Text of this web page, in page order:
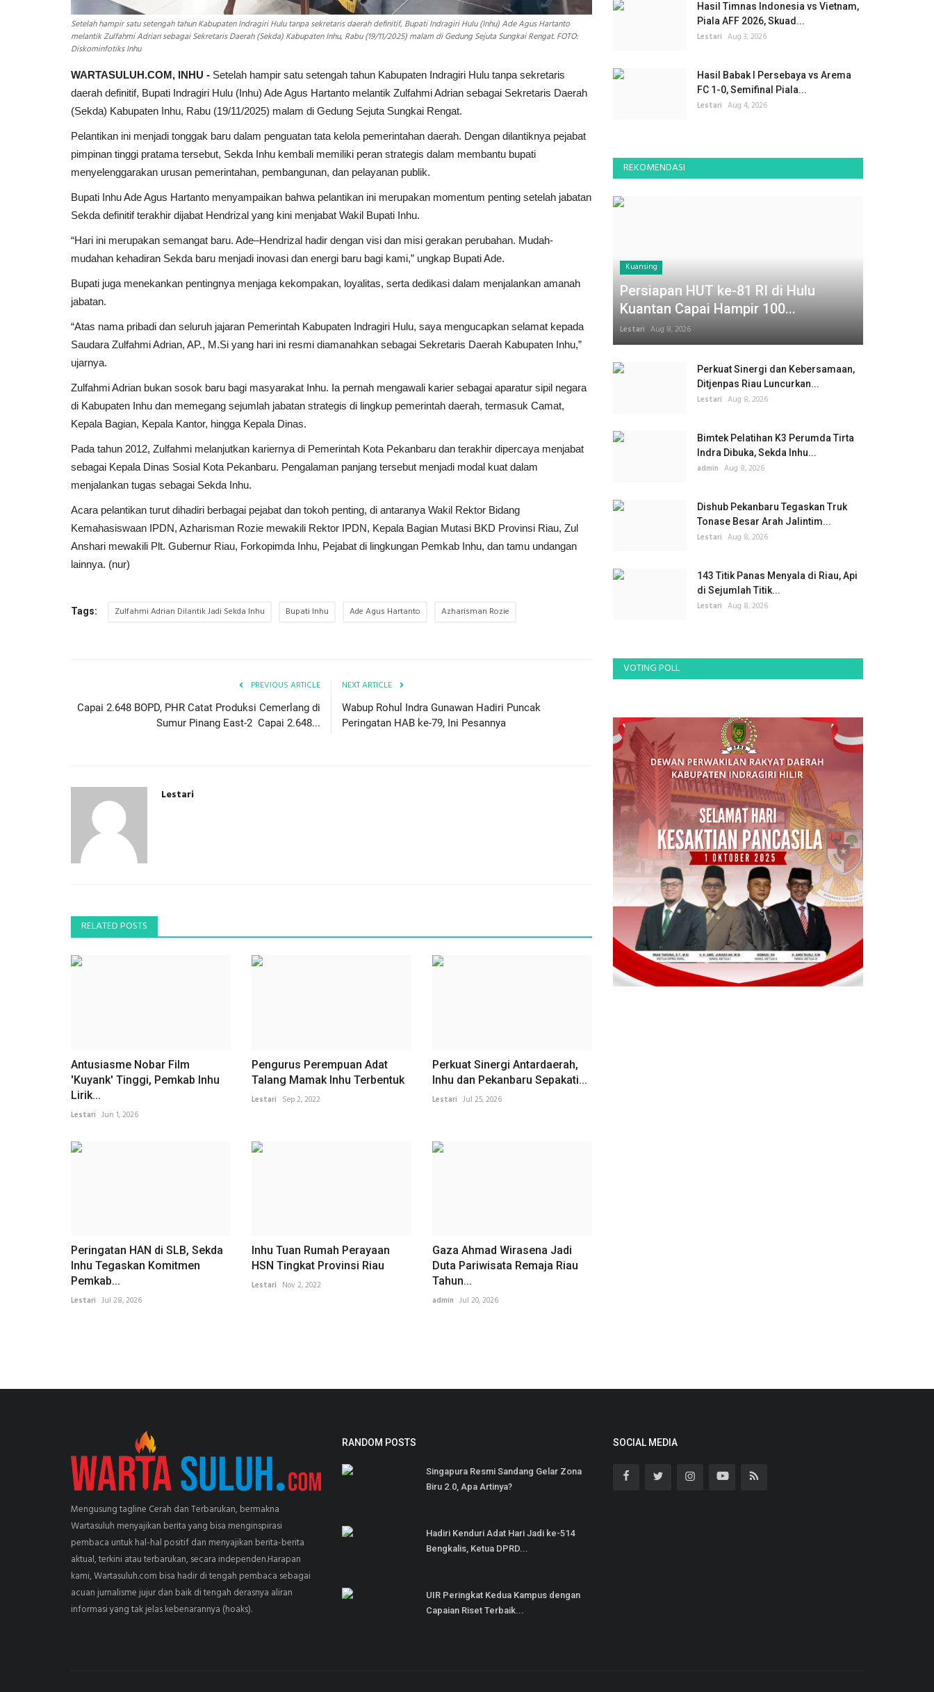
Setelah hampir satu setengah tahun Kabupaten Indragiri Hulu tanpa sekretaris daerah definitif, Bupati Indragiri Hulu (Inhu) Ade Agus Hartanto
melantik Zulfahmi Adrian sebagai Sekretaris Daerah (Sekda) Kabupaten Inhu, Rabu (19/11/2025) malam di Gedung Sejuta Sungkai Rengat. FOTO:
Diskominfotiks Inhu
WARTASULUH.COM, INHU - Setelah hampir satu setengah tahun Kabupaten Indragiri Hulu tanpa sekretaris
daerah definitif, Bupati Indragiri Hulu (Inhu) Ade Agus Hartanto melantik Zulfahmi Adrian sebagai Sekretaris Daerah
(Sekda) Kabupaten Inhu, Rabu (19/11/2025) malam di Gedung Sejuta Sungkai Rengat.
Pelantikan ini menjadi tonggak baru dalam penguatan tata kelola pemerintahan daerah. Dengan dilantiknya pejabat
pimpinan tinggi pratama tersebut, Sekda Inhu kembali memiliki peran strategis dalam membantu bupati
menyelenggarakan urusan pemerintahan, pembangunan, dan pelayanan publik.
Bupati Inhu Ade Agus Hartanto menyampaikan bahwa pelantikan ini merupakan momentum penting setelah jabatan
Sekda definitif terakhir dijabat Hendrizal yang kini menjabat Wakil Bupati Inhu.
“Hari ini merupakan semangat baru. Ade–Hendrizal hadir dengan visi dan misi gerakan perubahan. Mudah-
mudahan kehadiran Sekda baru menjadi inovasi dan energi baru bagi kami,” ungkap Bupati Ade.
Bupati juga menekankan pentingnya menjaga kekompakan, loyalitas, serta dedikasi dalam menjalankan amanah
jabatan.
“Atas nama pribadi dan seluruh jajaran Pemerintah Kabupaten Indragiri Hulu, saya mengucapkan selamat kepada
Saudara Zulfahmi Adrian, AP., M.Si yang hari ini resmi diamanahkan sebagai Sekretaris Daerah Kabupaten Inhu,”
ujarnya.
Zulfahmi Adrian bukan sosok baru bagi masyarakat Inhu. Ia pernah mengawali karier sebagai aparatur sipil negara
di Kabupaten Inhu dan memegang sejumlah jabatan strategis di lingkup pemerintah daerah, termasuk Camat,
Kepala Bagian, Kepala Kantor, hingga Kepala Dinas.
Pada tahun 2012, Zulfahmi melanjutkan kariernya di Pemerintah Kota Pekanbaru dan terakhir dipercaya menjabat
sebagai Kepala Dinas Sosial Kota Pekanbaru. Pengalaman panjang tersebut menjadi modal kuat dalam
menjalankan tugas sebagai Sekda Inhu.
Acara pelantikan turut dihadiri berbagai pejabat dan tokoh penting, di antaranya Wakil Rektor Bidang
Kemahasiswaan IPDN, Azharisman Rozie mewakili Rektor IPDN, Kepala Bagian Mutasi BKD Provinsi Riau, Zul
Anshari mewakili Plt. Gubernur Riau, Forkopimda Inhu, Pejabat di lingkungan Pemkab Inhu, dan tamu undangan
lainnya. (nur)
Tags: Zulfahmi Adrian Dilantik Jadi Sekda Inhu Bupati Inhu Ade Agus Hartanto Azharisman Rozie
PREVIOUS ARTICLE
Capai 2.648 BOPD, PHR Catat Produksi Cemerlang di
Sumur Pinang East-2 Capai 2.648...
NEXT ARTICLE
Wabup Rohul Indra Gunawan Hadiri Puncak
Peringatan HAB ke-79, Ini Pesannya
Lestari
RELATED POSTS
Antusiasme Nobar Film
'Kuyank' Tinggi, Pemkab Inhu
Lirik...
Lestari Jun 1, 2026
Pengurus Perempuan Adat
Talang Mamak Inhu Terbentuk
Lestari Sep 2, 2022
Perkuat Sinergi Antardaerah,
Inhu dan Pekanbaru Sepakati...
Lestari Jul 25, 2026
Peringatan HAN di SLB, Sekda
Inhu Tegaskan Komitmen
Pemkab...
Lestari Jul 28, 2026
Inhu Tuan Rumah Perayaan
HSN Tingkat Provinsi Riau
Lestari Nov 2, 2022
Gaza Ahmad Wirasena Jadi
Duta Pariwisata Remaja Riau
Tahun...
admin Jul 20, 2026
Hasil Timnas Indonesia vs Vietnam,
Piala AFF 2026, Skuad...
Lestari Aug 3, 2026
Hasil Babak I Persebaya vs Arema
FC 1-0, Semifinal Piala...
Lestari Aug 4, 2026
REKOMENDASI
Kuansing
Persiapan HUT ke-81 RI di Hulu
Kuantan Capai Hampir 100...
Lestari Aug 8, 2026
Perkuat Sinergi dan Kebersamaan,
Ditjenpas Riau Luncurkan...
Lestari Aug 8, 2026
Bimtek Pelatihan K3 Perumda Tirta
Indra Dibuka, Sekda Inhu...
admin Aug 8, 2026
Dishub Pekanbaru Tegaskan Truk
Tonase Besar Arah Jalintim...
Lestari Aug 8, 2026
143 Titik Panas Menyala di Riau, Api
di Sejumlah Titik...
Lestari Aug 8, 2026
VOTING POLL
Mengusung tagline Cerah dan Terbarukan, bermakna
Wartasuluh menyajikan berita yang bisa menginspirasi
pembaca untuk hal-hal positif dan menyajikan berita-berita
aktual, terkini atau terbarukan, secara independen.Harapan
kami, Wartasuluh.com bisa hadir di tengah pembaca sebagai
acuan jurnalisme jujur dan baik di tengah derasnya aliran
informasi yang tak jelas kebenarannya (hoaks).
RANDOM POSTS
Singapura Resmi Sandang Gelar Zona
Biru 2.0, Apa Artinya?
Hadiri Kenduri Adat Hari Jadi ke-514
Bengkalis, Ketua DPRD...
UIR Peringkat Kedua Kampus dengan
Capaian Riset Terbaik...
SOCIAL MEDIA